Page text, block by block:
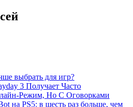
выбрать для игр?
3 Получает Часто
Режим, Но С Оговорками
на PS5: в шесть раз больше, чем